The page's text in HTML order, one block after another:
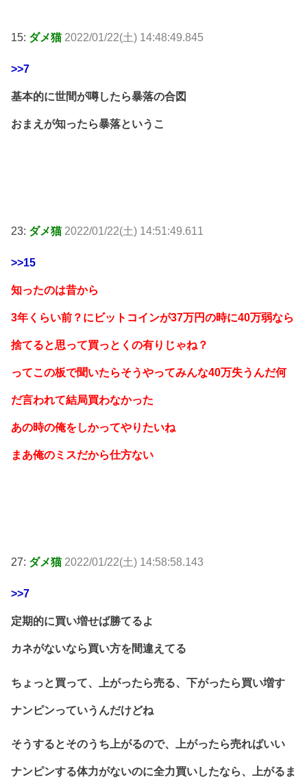
15: ダメ猫 2022/01/22(土) 14:48:49.845
>>7
基本的に世間が噂したら暴落の合図
おまえが知ったら暴落というこ
23: ダメ猫 2022/01/22(土) 14:51:49.611
>>15
知ったのは昔から
3年くらい前？にビットコインが37万円の時に40万弱なら
捨てると思って買っとくの有りじゃね？
ってこの板で聞いたらそうやってみんな40万失うんだ何
だ言われて結局買わなかった
あの時の俺をしかってやりたいね
まあ俺のミスだから仕方ない
27: ダメ猫 2022/01/22(土) 14:58:58.143
>>7
定期的に買い増せば勝てるよ
カネがないなら買い方を間違えてる
ちょっと買って、上がったら売る、下がったら買い増す
ナンピンっていうんだけどね
そうするとそのうち上がるので、上がったら売ればいい
ナンピンする体力がないのに全力買いしたなら、上がるま